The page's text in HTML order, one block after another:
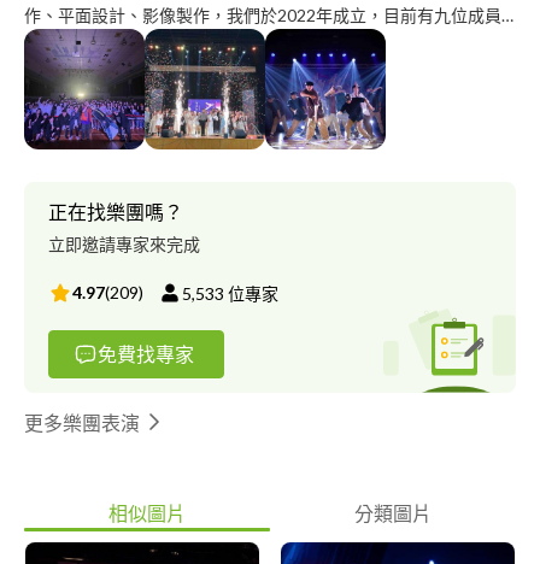
作、平面設計、影像製作，我們於2022年成立，目前有九位成員
都有累積五年以上的經驗，我們的品質優良，顧客回流率高，雖然
價格不見得比其他廠商低，但是我們的服務態度絕對會讓顧客滿
意。
正在找樂團嗎？
立即邀請專家來完成
4.97(209) 5,533 位專家
免費找專家
更多樂團表演
相似圖片 分類圖片